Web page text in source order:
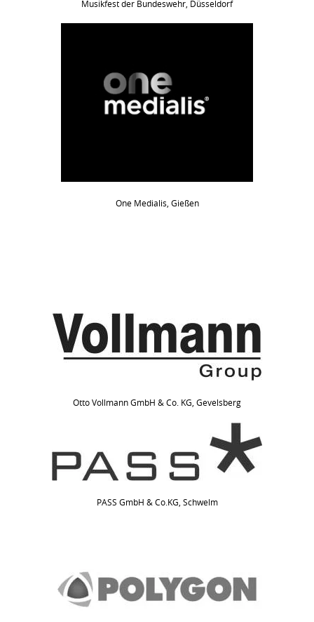
Musikfest der Bundeswehr, Düsseldorf
One Medialis, Gießen
Otto Vollmann GmbH & Co. KG, Gevelsberg
PASS GmbH & Co.KG, Schwelm